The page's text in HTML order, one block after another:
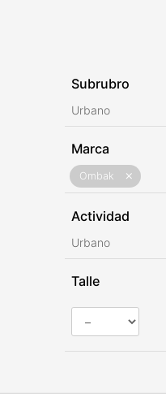
Subrubro
Urbano
Marca
Ombak close
Actividad
Urbano
Talle